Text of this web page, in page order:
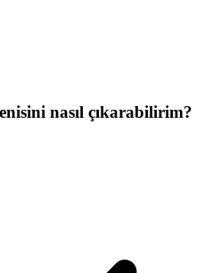
nasıl çıkarabilirim?